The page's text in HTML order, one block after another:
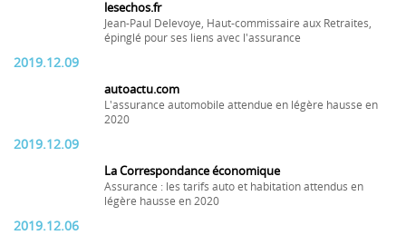
lesechos.fr
Jean-Paul Delevoye, Haut-commissaire aux Retraites,
épinglé pour ses liens avec l'assurance
2019.12.09
autoactu.com
L'assurance automobile attendue en légère hausse en
2020
2019.12.09
La Correspondance économique
Assurance : les tarifs auto et habitation attendus en
légère hausse en 2020
2019.12.06